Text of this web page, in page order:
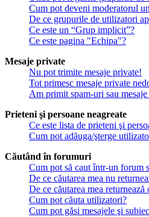
Cum pot deveni moderatorul
De ce grupurile de utilizatori
Ce este un “Grup implicit”?
Ce este pagina "Echipa"?
Mesaje private
Nu pot trimite mesaje private!
Tot primesc mesaje private
Am primit spam-uri sau
Prieteni şi persoane neagreate
Ce este lista de prieteni şi
Cum pot adăuga/şterge
Căutând în forumuri
Cum pot să caut într-un forum
De ce căutarea mea nu
De ce căutarea mea
Cum pot căuta utilizatori?
Cum pot găsi mesajele şi